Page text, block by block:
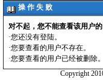
操 作 失 败
对不起，您不能查看该用户
·您还没有登陆。
·您要查看的用户不存在。
·您要查看的用户已经被删除。
Copyright